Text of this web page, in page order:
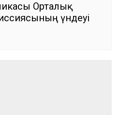
Орталық
үндеуі